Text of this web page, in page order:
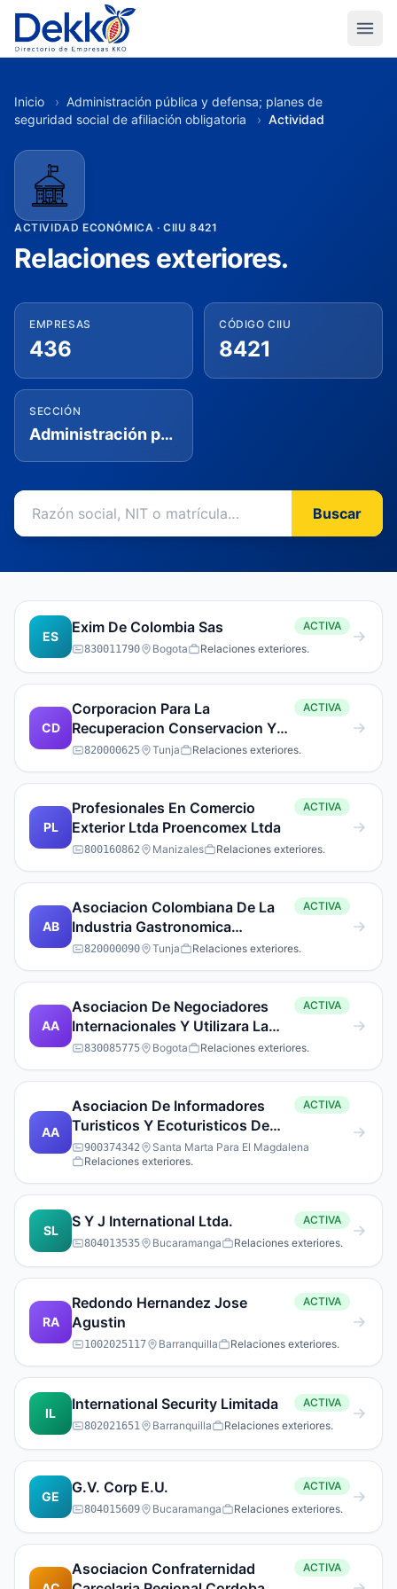
Inicio › Administración pública y defensa; planes de
seguridad social de afiliación obligatoria
› Actividad
ACTIVIDAD ECONÓMICA · CIIU 8421
Relaciones exteriores.
EMPRESAS
436
CÓDIGO CIIU
8421
SECCIÓN
Administración pública y defensa; planes de seguridad social de afiliación obligatoria
Buscar
ES
Exim De Colombia Sas ACTIVA
830011790 Bogota Relaciones exteriores.
CD
Corporacion Para La
Recuperacion Conservacion Y
Defensa De La Cuenca D
ACTIVA
820000625 Tunja Relaciones exteriores.
PL
Profesionales En Comercio
Exterior Ltda Proencomex Ltda
ACTIVA
800160862 Manizales Relaciones exteriores.
AB
Asociacion Colombiana De La
Industria Gastronomica
Acodres, Capitulo B
ACTIVA
820000090 Tunja Relaciones exteriores.
AA
Asociacion De Negociadores
Internacionales Y Utilizara La
Sigla Asnin
ACTIVA
830085775 Bogota Relaciones exteriores.
AA
Asociacion De Informadores
Turisticos Y Ecoturisticos De
Santa Marta Aites
ACTIVA
900374342
Santa Marta Para El Magdalena
Relaciones exteriores.
SL
S Y J International Ltda. ACTIVA
804013535 Bucaramanga Relaciones exteriores.
RA
Redondo Hernandez Jose
Agustin
ACTIVA
1002025117 Barranquilla Relaciones exteriores.
IL
International Security Limitada ACTIVA
802021651 Barranquilla Relaciones exteriores.
GE
G.V. Corp E.U. ACTIVA
804015609 Bucaramanga Relaciones exteriores.
Asociacion Confraternidad
ACTIVA